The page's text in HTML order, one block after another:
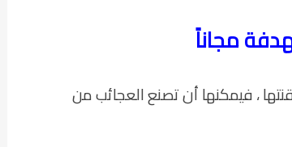
مجاناً
، فيمكنها أن تصنع العجائب من